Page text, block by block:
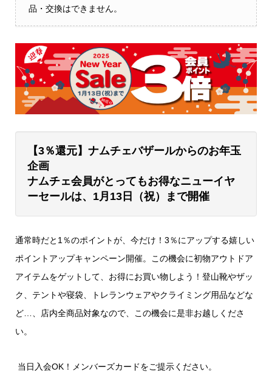
品・交換はできません。
【3％還元】ナムチェバザールからのお年玉
企画
ナムチェ会員がとってもお得なニューイヤ
ーセールは、1月13日（祝）まで開催
通常時だと1％のポイントが、今だけ！3％にアップする嬉しい
ポイントアップキャンペーン開催。この機会に初物アウトドア
アイテムをゲットして、お得にお買い物しよう！登山靴やザッ
ク、テントや寝袋、トレランウェアやクライミング用品などな
ど…、店内全商品対象なので、この機会に是非お越しくださ
い。
当日入会OK！メンバーズカードをご提示ください。